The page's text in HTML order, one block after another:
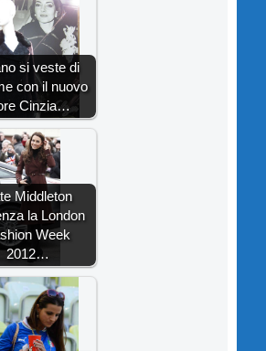
si veste di
con il nuovo
Cinzia…
Middleton
la London
Week
2012…